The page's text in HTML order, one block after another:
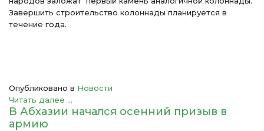
Завершить строительство колоннады планируется в
течение года.
Опубликовано в Новости
Читать далее ...
В Абхазии начался осенний призыв в
армию